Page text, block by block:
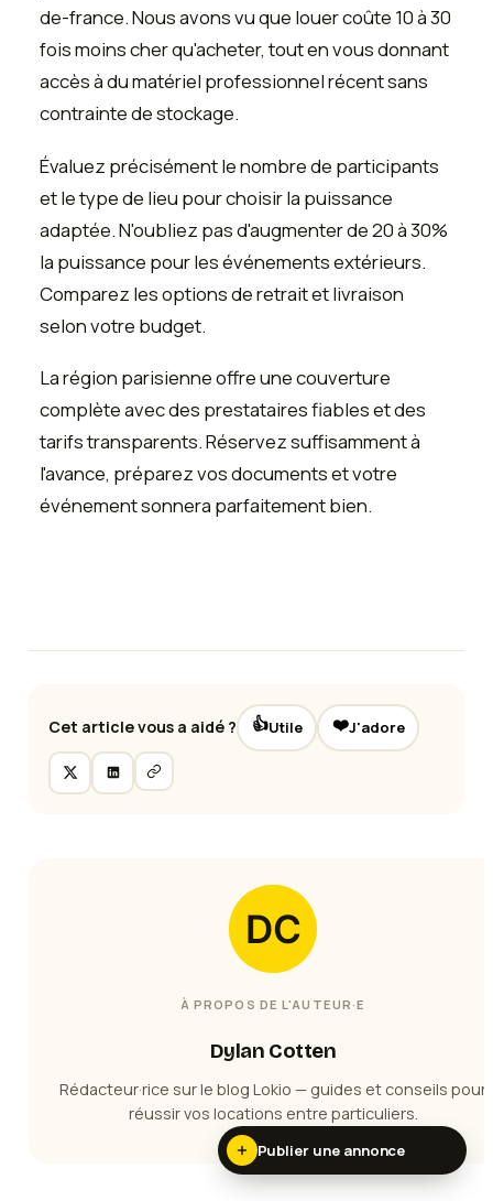
de-france. Nous avons vu que louer coûte 10 à 30
fois moins cher qu'acheter, tout en vous donnant
accès à du matériel professionnel récent sans
contrainte de stockage.
Évaluez précisément le nombre de participants
et le type de lieu pour choisir la puissance
adaptée. N'oubliez pas d'augmenter de 20 à 30%
la puissance pour les événements extérieurs.
Comparez les options de retrait et livraison
selon votre budget.
La région parisienne offre une couverture
complète avec des prestataires fiables et des
tarifs transparents. Réservez suffisamment à
l'avance, préparez vos documents et votre
événement sonnera parfaitement bien.
Cet article vous a aidé ? 👍Utile ❤️J'adore
À PROPOS DE L'AUTEUR·E
Dylan Cotten
Rédacteur·rice sur le blog Lokio — guides et conseils pour
réussir vos locations entre particuliers.
Publier une annonce